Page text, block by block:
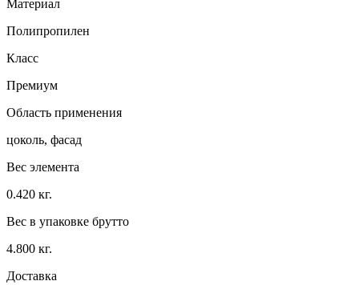
Материал
Полипропилен
Класс
Премиум
Область применения
цоколь, фасад
Вес элемента
0.420 кг.
Вес в упаковке брутто
4.800 кг.
Доставка